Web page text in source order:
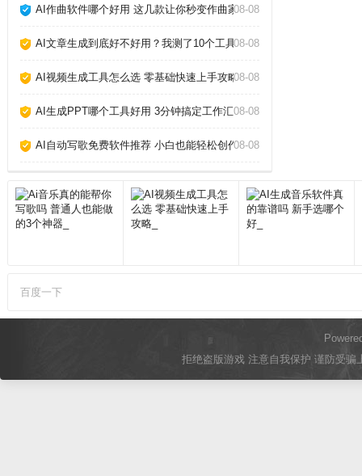
能大幅提升写作效率。关键在于理
AI作曲软件哪个好用 这几款让你秒变作曲家_08-08
AI文章生成到底好不好用？我测了10个工具告诉你真相_
08-08
AI视频生成工具怎么选 零基础快速上手攻略_08-08
AI生成PPT哪个工具好用 3分钟搞定工作汇报_
08-08
AI自动写歌免费软件推荐 小白也能轻松创作_08-08
百度一下
拒绝盗版游戏 注意自我保护 谨防受